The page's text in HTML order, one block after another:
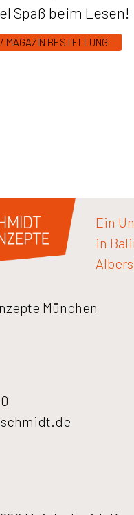
Spaß beim Lesen!
/ MAGAZIN BESTELLUNG
Ein
in
München